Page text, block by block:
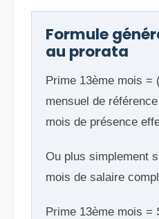
Formule
au prorata
Prime 13ème mois =
mensuel de
mois de présence
Ou plus simplement
mois de salaire
Prime 13ème mois =